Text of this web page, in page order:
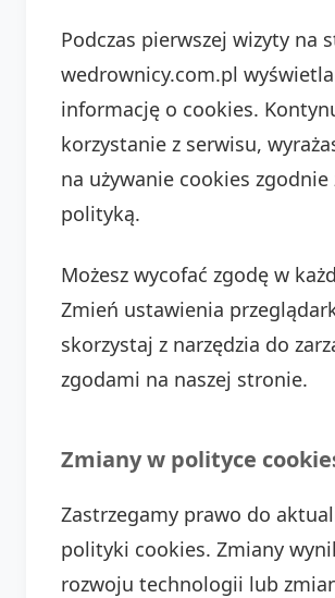
Podczas pierwszej wizyty na
wedrownicy.com.pl
informację o cookies.
korzystanie z serwisu,
na używanie cookies zgodnie
polityką.
Możesz wycofać zgodę w
Zmień ustawienia
skorzystaj z narzędzia do
zgodami na naszej stronie.
Zmiany w polityce
Zastrzegamy prawo do
polityki cookies. Zmiany
rozwoju technologii lub